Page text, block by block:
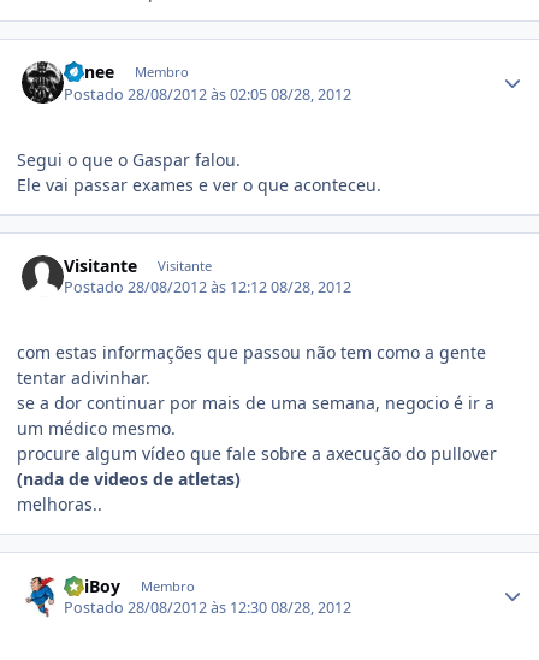
Banee Membro
Postado28/08/2012 às 02:0508/28, 2012
Segui o que o Gaspar falou.
Ele vai passar exames e ver o que aconteceu.
Visitante Visitante
Postado28/08/2012 às 12:1208/28, 2012
com estas informações que passou não tem como a gente
tentar adivinhar.
se a dor continuar por mais de uma semana, negocio é ir a
um médico mesmo.
procure algum vídeo que fale sobre a axecução do pullover
(nada de videos de atletas)
melhoras..
tHiBoy Membro
Postado28/08/2012 às 12:3008/28, 2012